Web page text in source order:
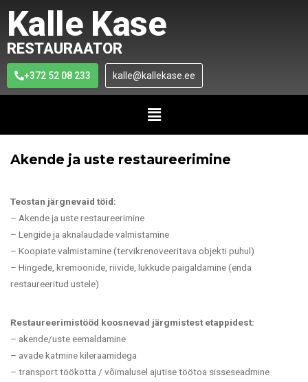
Kalle Kase
RESTAURAATOR
+372 52 08 233 kalle@kallekase.ee
Akende ja uste restaureerimine
Teostan järgnevaid töid:
– Akende ja uste restaureerimine
– Lengide ja aknalaudade valmistamine
– Koopiate valmistamine (tervikrenoveeritava objekti puhul)
– Hingede, kremoonide, riivide, lukkude paigaldamine (enda
restaureeritud ustele)
Restaureerimistööd koosnevad järgmistest etappidest:
– akende/uste eemaldamine
– avade katmine kileraamidega
– transport töökotta / võimalusel ajutise töötoa sisseseadmine